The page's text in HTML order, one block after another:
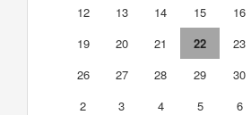
12
13 14 15 16
19
20 21 22 23
26
27 28 29 30
2
3 4 5 6